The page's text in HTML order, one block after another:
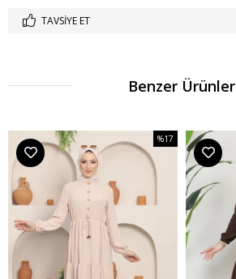
TAVSIYE ET
Benzer Ürünler
%17
%17İndirim